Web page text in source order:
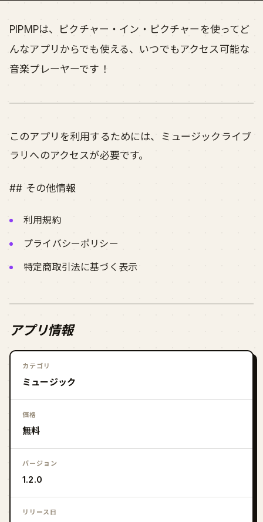
PIPMPは、ピクチャー・イン・ピクチャーを使ってど
んなアプリからでも使える、いつでもアクセス可能な
音楽プレーヤーです！
このアプリを利用するためには、ミュージックライブ
ラリへのアクセスが必要です。
## その他情報
利用規約
プライバシーポリシー
特定商取引法に基づく表示
アプリ情報
カテゴリ
ミュージック
価格
無料
バージョン
1.2.0
リリース日